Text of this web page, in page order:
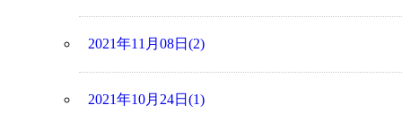
2021年11月08日(2)
2021年10月24日(1)